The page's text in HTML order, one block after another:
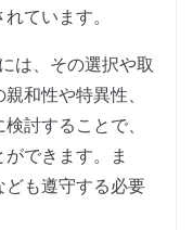
ています。
は、その選択や取
和性や特異性、
討することで、
できます。ま
も遵守する必要